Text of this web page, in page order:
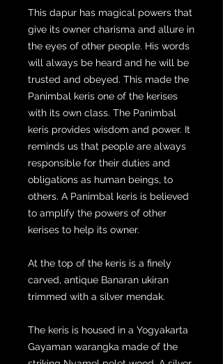
This dapur has magical powers that
give its owner charisma and allure in
the eyes of other people. His words
will always be heard and he will be
trusted and obeyed. This made the
Panimbal keris one of the kerises
with its own class. The Panimbal
keris provides wisdom and power. It
reminds us that people are always
responsible for their duties and
obligations as human beings, to
others. A Panimbal keris is believed
to amplify the powers of other
kerises to help its owner.
At the top of the keris is a finely
carved, antique Banaran ukiran
trimmed with a silver mendak.
The keris is housed in a Yogyakarta
Gayaman warangka made of the